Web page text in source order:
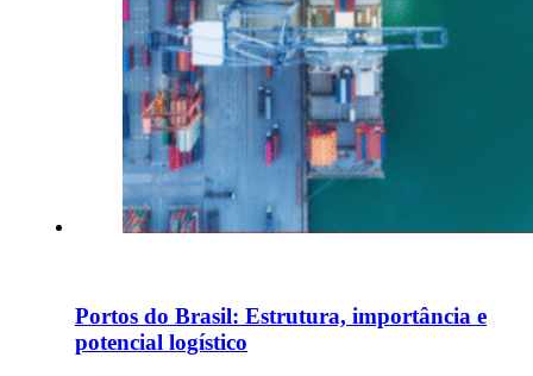
Portos do Brasil: Estrutura, importância e
potencial logístico